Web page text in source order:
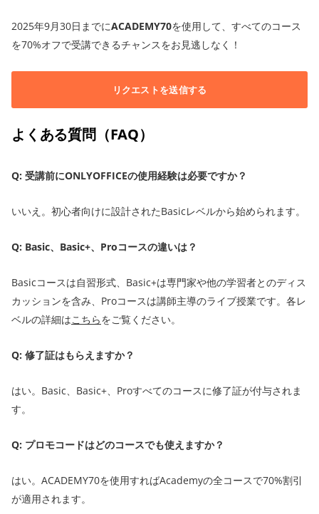
2025年9月30日までにACADEMY70を使用して、すべてのコース
を70%オフで受講できるチャンスをお見逃しなく！
リクエストを送信する
よくある質問（FAQ）
Q: 受講前にONLYOFFICEの使用経験は必要ですか？
いいえ。初心者向けに設計されたBasicレベルから始められます。
Q: Basic、Basic+、Proコースの違いは？
Basicコースは自習形式、Basic+は専門家や他の学習者とのディス
カッションを含み、Proコースは講師主導のライブ授業です。各レ
ベルの詳細はこちらをご覧ください。
Q: 修了証はもらえますか？
はい。Basic、Basic+、Proすべてのコースに修了証が付与されま
す。
Q: プロモコードはどのコースでも使えますか？
はい。ACADEMY70を使用すればAcademyの全コースで70%割引
が適用されます。